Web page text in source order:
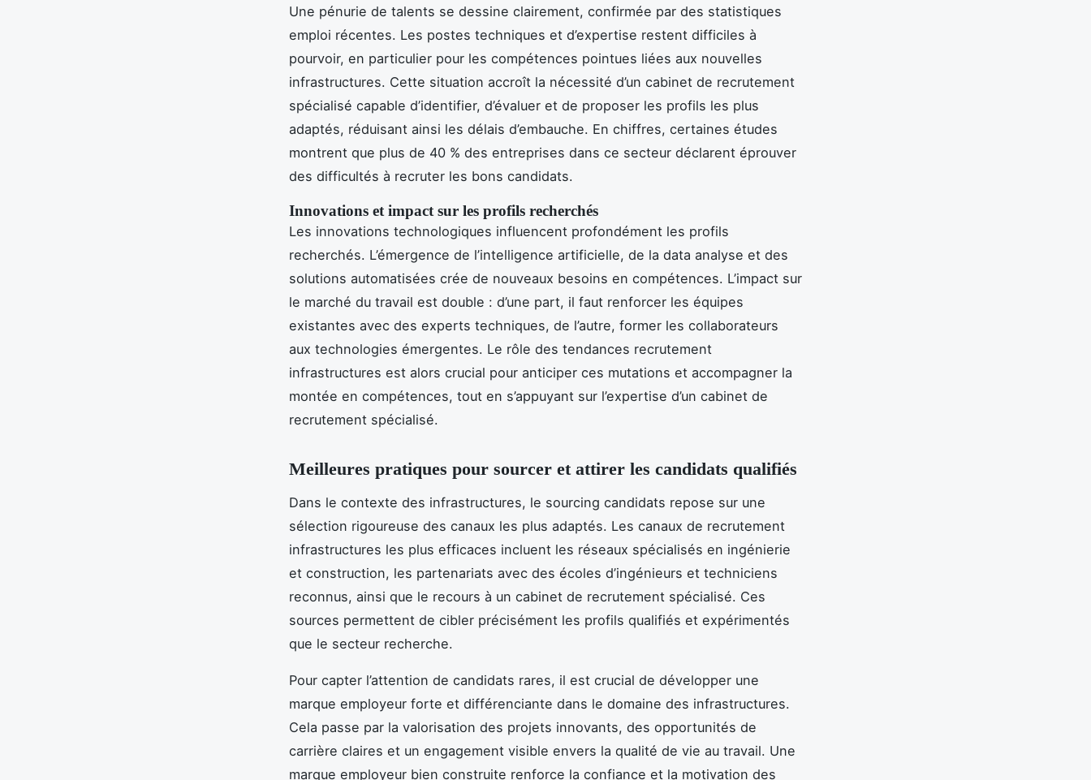
Une pénurie de talents se dessine clairement, confirmée par des statistiques
emploi récentes. Les postes techniques et d’expertise restent difficiles à
pourvoir, en particulier pour les compétences pointues liées aux nouvelles
infrastructures. Cette situation accroît la nécessité d’un cabinet de recrutement
spécialisé capable d’identifier, d’évaluer et de proposer les profils les plus
adaptés, réduisant ainsi les délais d’embauche. En chiffres, certaines études
montrent que plus de 40 % des entreprises dans ce secteur déclarent éprouver
des difficultés à recruter les bons candidats.
Innovations et impact sur les profils recherchés
Les innovations technologiques influencent profondément les profils
recherchés. L’émergence de l’intelligence artificielle, de la data analyse et des
solutions automatisées crée de nouveaux besoins en compétences. L’impact sur
le marché du travail est double : d’une part, il faut renforcer les équipes
existantes avec des experts techniques, de l’autre, former les collaborateurs
aux technologies émergentes. Le rôle des tendances recrutement
infrastructures est alors crucial pour anticiper ces mutations et accompagner la
montée en compétences, tout en s’appuyant sur l’expertise d’un cabinet de
recrutement spécialisé.
Meilleures pratiques pour sourcer et attirer les candidats qualifiés
Dans le contexte des infrastructures, le sourcing candidats repose sur une
sélection rigoureuse des canaux les plus adaptés. Les canaux de recrutement
infrastructures les plus efficaces incluent les réseaux spécialisés en ingénierie
et construction, les partenariats avec des écoles d’ingénieurs et techniciens
reconnus, ainsi que le recours à un cabinet de recrutement spécialisé. Ces
sources permettent de cibler précisément les profils qualifiés et expérimentés
que le secteur recherche.
Pour capter l’attention de candidats rares, il est crucial de développer une
marque employeur forte et différenciante dans le domaine des infrastructures.
Cela passe par la valorisation des projets innovants, des opportunités de
carrière claires et un engagement visible envers la qualité de vie au travail. Une
marque employeur bien construite renforce la confiance et la motivation des